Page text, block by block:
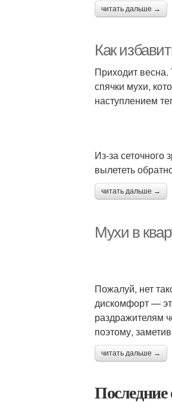
читать дальше →
Как
Приходит
спячки мухи,
наступлением
Из-за сеточного
вылететь
читать дальше →
Мухи в
Пожалуй, нет
дискомфорт —
раздражителям
поэтому,
читать дальше →
Последние